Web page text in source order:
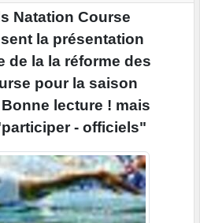
Natation Course
la présentation
de la la réforme des
pour la saison
lecture ! mais
- officiels"